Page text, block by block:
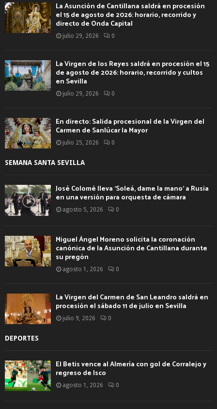
La Asunción de Cantillana saldrá en procesión
el 15 de agosto de 2026: horario, recorrido y
directo de Onda Capital
julio 29, 2026 0
La Virgen de los Reyes saldrá en procesión el 15
de agosto de 2026: horario, recorrido y cultos
en Sevilla
julio 29, 2026 0
En directo: Salida procesional de la Virgen del
Carmen de Sanlúcar la Mayor
julio 25, 2026 0
SEMANA SANTA SEVILLA
José Colomé lleva ‘Soleá, dame la mano’ a Rusia
en una versión para orquesta de cámara
agosto 5, 2026 0
Miguel Ángel Moreno solicita la coronación
canónica de la Asunción de Cantillana durante
su pregón
agosto 1, 2026 0
La Virgen del Carmen de San Leandro saldrá en
procesión el sábado 11 de julio en Sevilla
julio 9, 2026 0
DEPORTES
El Betis vence al Almería con gol de Corralejo y
regreso de Isco
agosto 1, 2026 0